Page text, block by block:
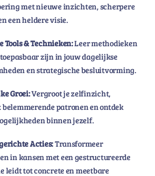
met nieuwe inzichten, scherpere
een heldere visie.
Tools & Technieken:Leer methodieken
zijn in jouw dagelijkse
en strategische besluitvorming.
Groei:Vergroot je zelfinzicht,
belemmerende patronen en ontdek
binnen jezelf.
Acties:Transformeer
in kansen met een gestructureerde
leidt tot concrete en meetbare